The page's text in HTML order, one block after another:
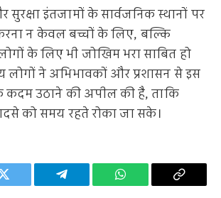
सुरक्षा इंतजामों के सार्वजनिक स्थानों पर
न केवल बच्चों के लिए, बल्कि
के लिए भी जोखिम भरा साबित हो
लोगों ने अभिभावकों और प्रशासन से इस
उठाने की अपील की है, ताकि
को समय रहते रोका जा सके।
Twitter Telegram WhatsApp Copy